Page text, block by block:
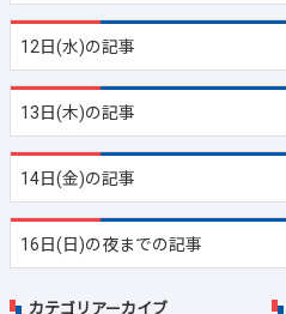
12日(水)の記事
13日(木)の記事
14日(金)の記事
16日(日)の夜までの記事
カテゴリアーカイブ